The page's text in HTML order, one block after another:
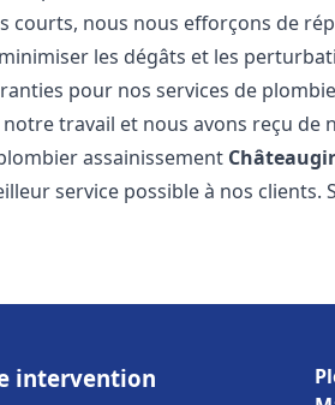
nous nous efforçons de
les dégâts et les
pour nos services de
travail et nous avons reçu de
assainissement
service possible à nos clients.
intervention